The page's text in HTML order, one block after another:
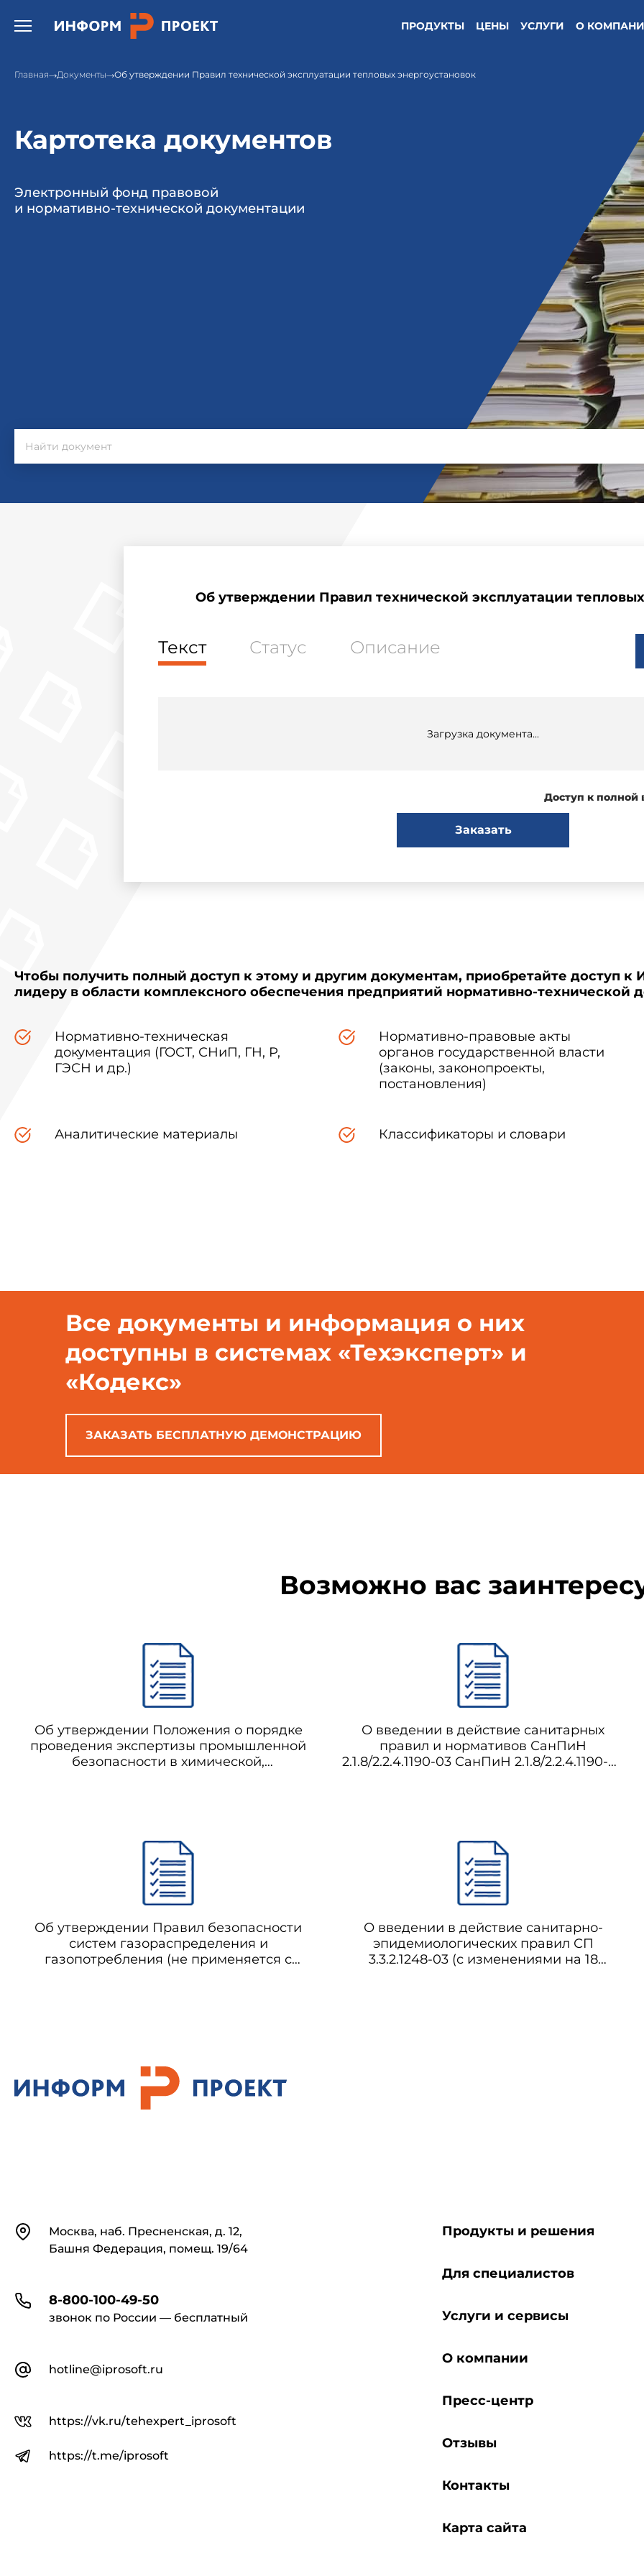
Открыть бургер меню. ПРОДУКТЫ ЦЕНЫ УСЛУГИ О
Главная Документы Об утверждении Правил технической эксплуатации тепловых энергоустановок
Картотека документов
Электронный фонд правовой
и нормативно-технической документации
Об утверждении Правил технической эксплуатации
Текст Статус Описание
Загрузка документа...
Доступ к полной
Заказать
Чтобы получить полный доступ к этому и другим документам, приобретайте доступ к
лидеру в области комплексного обеспечения предприятий нормативно-технической
Нормативно-техническая
документация (ГОСТ, СНиП, ГН, Р,
ГЭСН и др.)
Нормативно-правовые акты
органов государственной власти
(законы, законопроекты,
постановления)
Аналитические материалы Классификаторы и словари
Все документы и информация о них
доступны в системах «Техэксперт» и
«Кодекс»
ЗАКАЗАТЬ БЕСПЛАТНУЮ ДЕМОНСТРАЦИЮ
Возможно вас
Об утверждении Положения о порядке
проведения экспертизы промышленной
безопасности в химической,
Ростехнадзора от 15.10.2012 N 584) РД 09-
539-03 Положение о порядке
проведения экспертизы промышленной
безопасности в химической,
нефтехимической и
нефтеперерабатывающей
промышленности
О введении в действие санитарных
правил и нормативов СанПиН
2.1.8/2.2.4.1190-03 СанПиН 2.1.8/2.2.4.1190-03
Об утверждении Правил безопасности
систем газораспределения и
газопотребления (не применяется с
О введении в действие санитарно-
эпидемиологических правил СП
3.3.2.1248-03 (с изменениями на 18
КонтактыМосква, наб. Пресненская, д. 12,
Башня Федерация, помещ. 19/64
8-800-100-49-50
звонок по России — бесплатный
hotline@iprosoft.ru
https://vk.ru/tehexpert_iprosoft
https://t.me/iprosoft
Продукты и решения
Для специалистов
Услуги и сервисы
О компании
Пресс-центр
Отзывы
Контакты
Карта сайта